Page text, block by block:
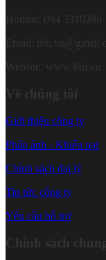
Hotline: 094 3310388
Về chúng tôi
Giới thiệu công ty
Phản ánh - Khiếu nại
Chính sách đại lý
Tin tức công ty
Yêu cầu hỗ trợ
Chính sách chung